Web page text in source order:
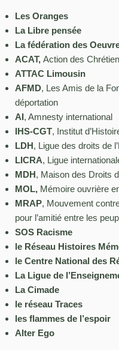
Les Oranges
La Libre pensée
La fédération des
ACAT, Action des
ATTAC Limousin
AFMD, Les Amis de la
déportation
AI, Amnesty international
IHS-CGT, Institut
LDH, Ligue des droits de
LICRA, Ligue
MDH, Maison des Droits
MOL, Mémoire ouvrière
MRAP, Mouvement
pour l’amitié entre les
SOS Racisme
le Réseau Histoires
le Centre National des
La Ligue de
La Cimade
le réseau Traces
les flammes de l’espoir
Alter Ego